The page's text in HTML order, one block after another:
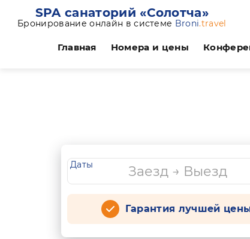
SPA санаторий «Солотча»
Бронирование онлайн в системе Broni.travel
Главная Номера и цены
Даты
Гарантия лучшей